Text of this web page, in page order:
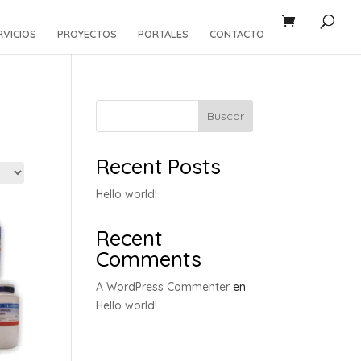
PROYECTOS PORTALES CONTACTO
Buscar
Recent Posts
Hello world!
Recent
Comments
A WordPress Commenter en
Hello world!